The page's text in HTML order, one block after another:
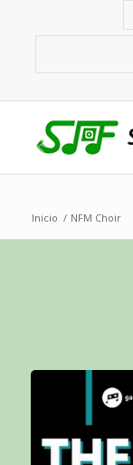
Inicio / NFM Choir